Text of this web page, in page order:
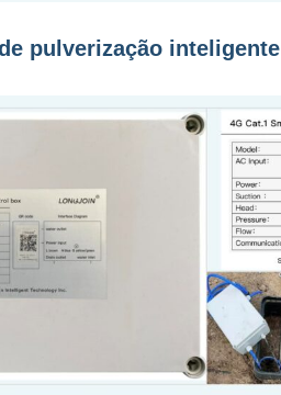
pulverização inteligente